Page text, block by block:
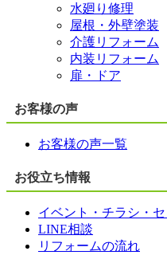
水廻り修理
屋根・外壁塗装
介護リフォーム
内装リフォーム
扉・ドア
お客様の声
お客様の声一覧
お役立ち情報
イベント・チラシ・
LINE相談
リフォームの流れ